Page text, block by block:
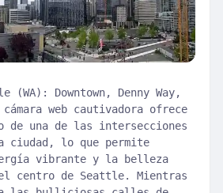
Downtown, Denny Way,
web cautivadora ofrece
de una de las intersecciones
ciudad, lo que permite
vibrante y la belleza
centro de Seattle. Mientras